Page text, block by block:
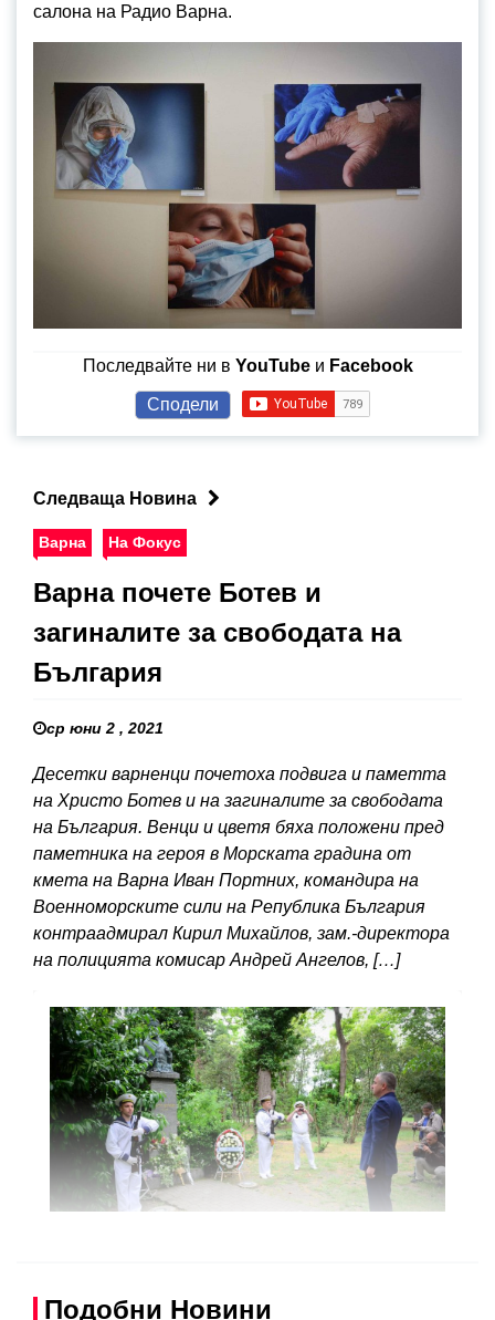
салона на Радио Варна.
Последвайте ни в YouTubeи Facebook
Сподели
Следваща Новина
Варна На Фокус
Варна почeте Ботев и
загиналите за свободата на
България
ср юни 2 , 2021
Десетки варненци почетоха подвига и паметта
на Христо Ботев и на загиналите за свободата
на България. Венци и цветя бяха положени пред
паметника на героя в Морската градина от
кмета на Варна Иван Портних, командира на
Военноморските сили на Република България
контраадмирал Кирил Михайлов, зам.-директора
на полицията комисар Андрей Ангелов, […]
Подобни Новини